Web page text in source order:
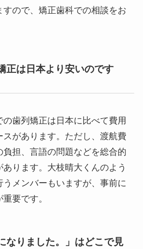
すので、矯正歯科での相談をお
正は日本より安いのです
歯列矯正は日本に比べて費用
スがあります。ただし、渡航費
負担、言語の問題などを総合的
ります。大枝晴大くんのよう
うメンバーもいますが、事前に
要です。
なりました。」はどこで見